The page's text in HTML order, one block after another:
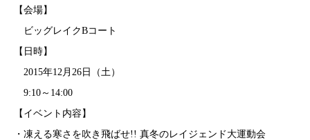
【会場】
ビッグレイクBコート
【日時】
2015年12月26日（土）
9:10～14:00
【イベント内容】
・凍える寒さを吹き飛ばせ!! 真冬のレイジェンド大運動会